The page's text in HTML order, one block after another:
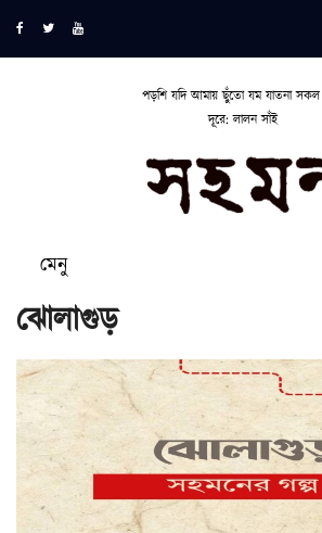
পড়শি যদি আমায় ছুঁতো যম যাতনা
দূরে: লালন সাঁই
মেনু
ঝোলাগুড়